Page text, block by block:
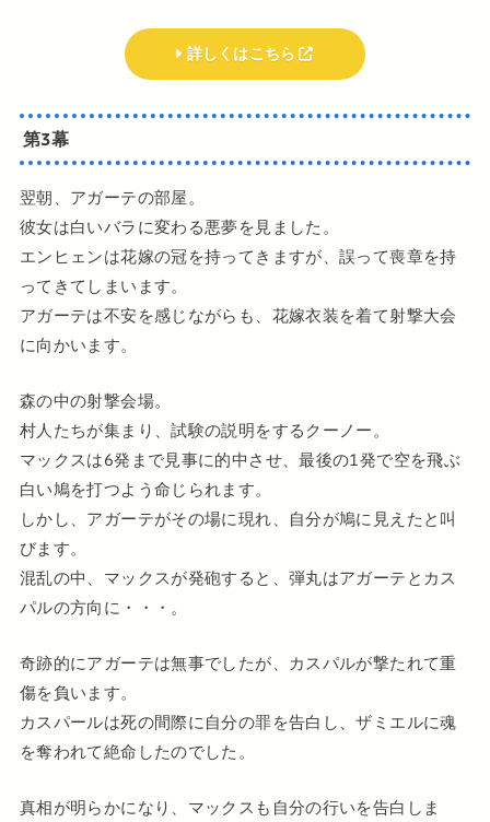
詳しくはこちら
第3幕
翌朝、アガーテの部屋。
彼女は白いバラに変わる悪夢を見ました。
エンヒェンは花嫁の冠を持ってきますが、誤って喪章を持
ってきてしまいます。
アガーテは不安を感じながらも、花嫁衣装を着て射撃大会
に向かいます。
森の中の射撃会場。
村人たちが集まり、試験の説明をするクーノー。
マックスは6発まで見事に的中させ、最後の1発で空を飛ぶ
白い鳩を打つよう命じられます。
しかし、アガーテがその場に現れ、自分が鳩に見えたと叫
びます。
混乱の中、マックスが発砲すると、弾丸はアガーテとカス
パルの方向に・・・。
奇跡的にアガーテは無事でしたが、カスパルが撃たれて重
傷を負います。
カスパールは死の間際に自分の罪を告白し、ザミエルに魂
を奪われて絶命したのでした。
真相が明らかになり、マックスも自分の行いを告白しま